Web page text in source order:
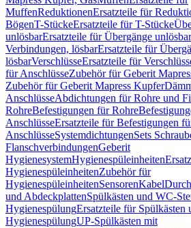
MuffenReduktionenErsatzteile für
BögenT-StückeErsatzteile für T-Stücke
unlösbarErsatzteile für Übergänge unlösbar
Verbindungen, lösbarErsatzteile für
lösbarVerschlüsseErsatzteile für
für AnschlüsseZubehör für Geberit
Zubehör für Geberit Mapress Kupfer
AnschlüsseAbdichtungen für Rohre und
RohreBefestigungen für Rohre
AnschlüsseErsatzteile für Befestigungen
AnschlüsseSystemdichtungenSets
FlanschverbindungenGeberit
HygienesystemHygienespüleinheiten
HygienespüleinheitenZubehör für
HygienespüleinheitenSensorenKabel
und AbdeckplattenSpülkästen und WC-
HygienespülungErsatzteile für Spülkästen
HygienespülungUP-Spülkästen mit